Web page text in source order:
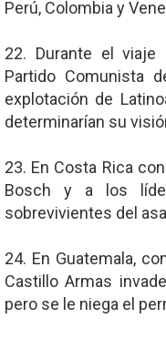
Perú, Colombia y
22. Durante el viaje
Partido Comunista
explotación de
determinarían su
23. En Costa Rica
Bosch y a los
sobrevivientes del
24. En Guatemala,
Castillo Armas
pero se le niega el